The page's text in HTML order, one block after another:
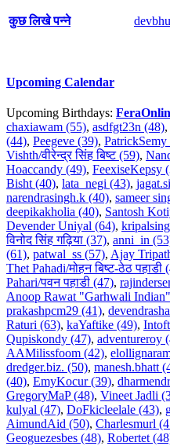
कुछ लिखे पन्ने
Upcoming Calendar
Upcoming Birthdays:
chaxiawam (55), asdfgt23n (48),
(44), Peegeve (39), PatrickSemy
Vishth/वीरेन्द्र सिंह बिष्ट (59),
Hoaccandy (49), FeexiseKepsy
Bisht (40), lata_negi (43),
narendrasingh.k (40), sameer
deepikakholia (40), Santosh
Devender Uniyal (64),
विनोद सिंह गढ़िया (37), anni_in
(61), patwal_ss (57), Ajay
Thet Pahadi/मोहन बिष्ट-ठेठ पहाडी
Pahari/पवन पहाडी (47),
Anoop Rawat "Garhwali
prakashpcm29 (41),
Raturi (63), kaYaftike (49),
Qupiskondy (47), adventureroy
AAMilissfoom (42),
dredger.biz. (50), manesh.bhatt
(40), EmyKocur (39),
GregoryMaP (48), Vineet Jadli
kulyal (47), DoFkicleelale (43),
AimundAid (50), Charlesmurl
Geoguezesbes (48), Robertet